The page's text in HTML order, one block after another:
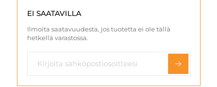
EI SAATAVILLA
Ilmoita saatavuudesta, jos tuotetta ei ole tällä
hetkellä varastossa.